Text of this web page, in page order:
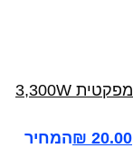
₪ 20.00
המחיר